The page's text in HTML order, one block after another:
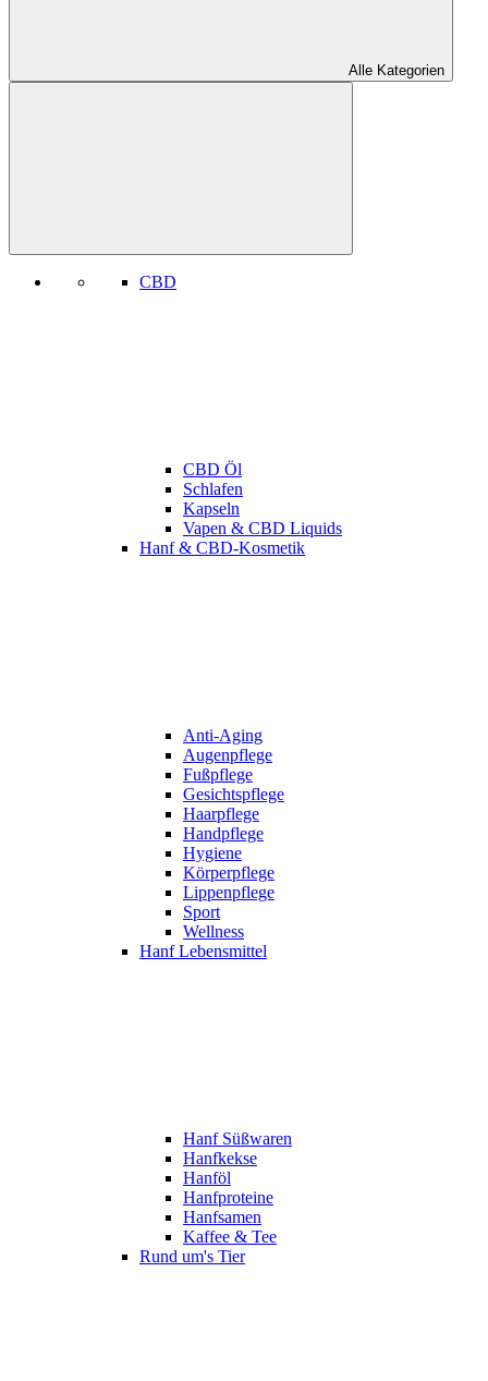
Alle Kategorien
CBD
CBD Öl
Schlafen
Kapseln
Vapen & CBD Liquids
Hanf & CBD-Kosmetik
Anti-Aging
Augenpflege
Fußpflege
Gesichtspflege
Haarpflege
Handpflege
Hygiene
Körperpflege
Lippenpflege
Sport
Wellness
Hanf Lebensmittel
Hanf Süßwaren
Hanfkekse
Hanföl
Hanfproteine
Hanfsamen
Kaffee & Tee
Rund um's Tier